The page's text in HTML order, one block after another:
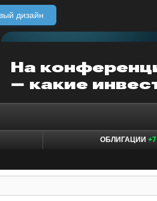
дизайн
ОБЛИГАЦИИ +7